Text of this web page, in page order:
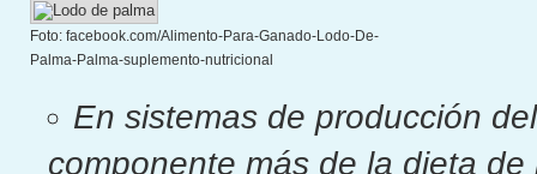
Foto: facebook.com/Alimento-Para-Ganado-Lodo-De-
Palma-Palma-suplemento-nutricional
En sistemas de producción
componente más de la dieta